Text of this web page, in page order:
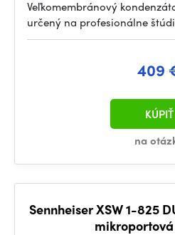
Veľkomembránový
určený na profesionálne
409
na
KÚPIŤ
Sennheiser XSW 1-825